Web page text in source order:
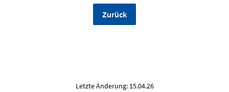
Zurück
Letzte Änderung: 15.04.26